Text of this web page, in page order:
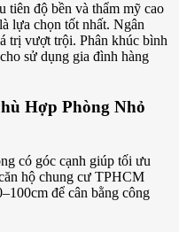
tiên độ bền và thẩm mỹ cao
lựa chọn tốt nhất. Ngân
trị vượt trội. Phân khúc bình
sử dụng gia đình hàng
Hợp Phòng Nhỏ
có góc cạnh giúp tối ưu
hộ chung cư TPHCM
để cân bằng công